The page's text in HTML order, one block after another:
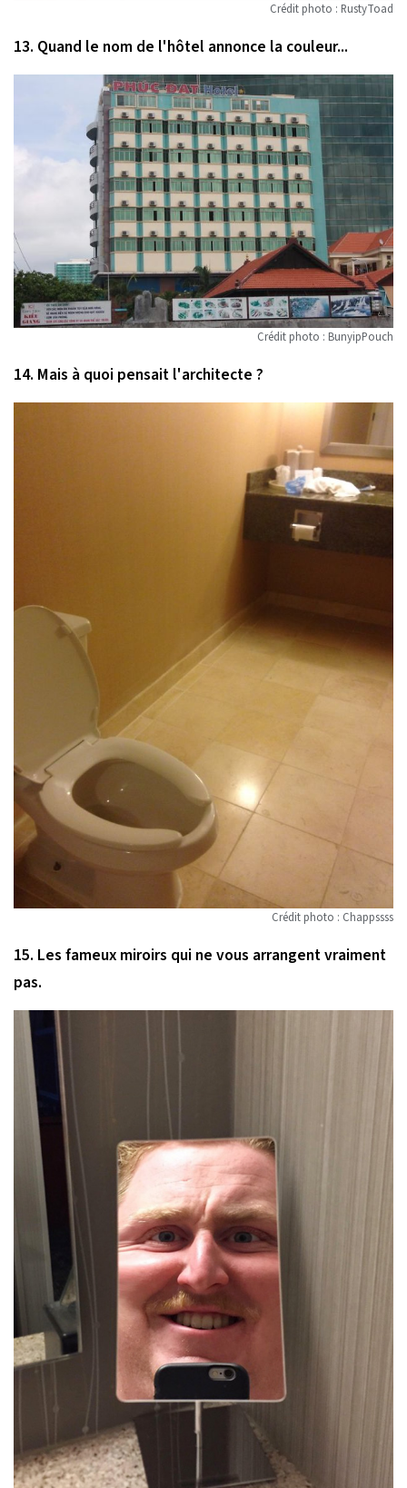
Crédit photo : RustyToad
13. Quand le nom de l'hôtel annonce la couleur...
Crédit photo : BunyipPouch
14. Mais à quoi pensait l'architecte ?
Crédit photo : Chappssss
15. Les fameux miroirs qui ne vous arrangent vraiment
pas.